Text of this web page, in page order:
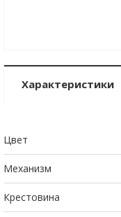
Характеристики
Цвет
Механизм
Крестовина